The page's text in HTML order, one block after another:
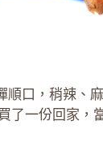
順口，稍辣、
了一份回家，